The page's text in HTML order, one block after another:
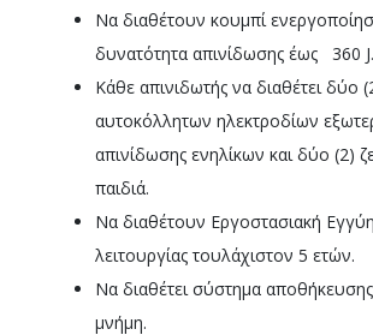
Να διαθέτουν κουμπί
δυνατότητα απινίδωσης έως 360 J.
Κάθε απινιδωτής να διαθέτει δύο
αυτοκόλλητων ηλεκτροδίων
απινίδωσης ενηλίκων και δύο (2)
παιδιά.
Να διαθέτουν Εργοστασιακή
λειτουργίας τουλάχιστον 5 ετών.
Να διαθέτει σύστημα
μνήμη.